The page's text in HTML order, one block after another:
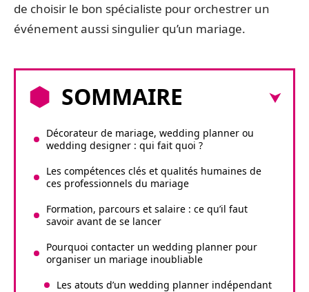
de choisir le bon spécialiste pour orchestrer un
événement aussi singulier qu’un mariage.
SOMMAIRE
Décorateur de mariage, wedding planner ou
wedding designer : qui fait quoi ?
Les compétences clés et qualités humaines de
ces professionnels du mariage
Formation, parcours et salaire : ce qu’il faut
savoir avant de se lancer
Pourquoi contacter un wedding planner pour
organiser un mariage inoubliable
Les atouts d’un wedding planner indépendant